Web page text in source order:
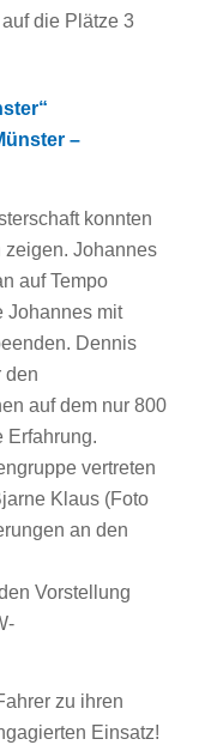
die Plätze 3
–
konnten
zeigen. Johannes
auf Tempo
Johannes mit
Dennis
den
auf dem nur 800
Erfahrung.
vertreten
Klaus (Foto
an den
Vorstellung
zu ihren
Einsatz!